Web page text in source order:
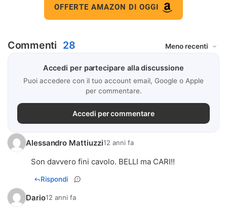
OFFERTE AMAZON DI OGGI
Commenti 28
Accedi per partecipare alla discussione
Puoi accedere con il tuo account email, Google o Apple
per commentare.
Accedi per commentare
Alessandro Mattiuzzi12 anni fa
Son davvero fini cavolo. BELLI ma CARI!!
Rispondi
Dario12 anni fa